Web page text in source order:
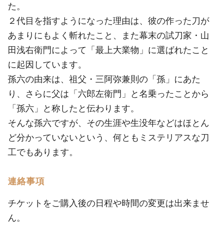
た。
２代目を指すようになった理由は、彼の作った刀が
あまりにもよく斬れたこと、また幕末の試刀家・山
田浅右衛門によって「最上大業物」に選ばれたこと
に起因しています。
孫六の由来は、祖父・三阿弥兼則の「孫」にあた
り、さらに父は「六郎左衛門」と名乗ったことから
「孫六」と称したと伝わります。
そんな孫六ですが、その生涯や生没年などはほとん
ど分かっていないという、何ともミステリアスな刀
工でもあります。
連絡事項
チケットをご購入後の日程や時間の変更は出来ませ
ん。